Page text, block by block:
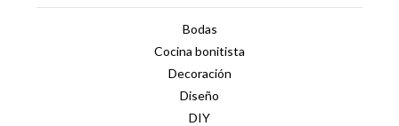
Bodas
Cocina bonitista
Decoración
Diseño
DIY